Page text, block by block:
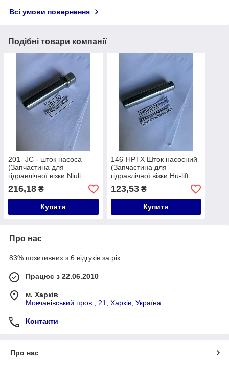
Всі умови повернення
Подібні товари компанії
201- JC - шток насоса
(Запчастина для
гідравлічної візки Niuli
CBY-AC20, CBY-AC25,
CBY-AC30, CBY-FD25,
CBY-JC20)
216,18 ₴
Купити
146-HPTX Шток насосний
(Запчастина для
гідравлічної візки Hu-lift
HP-20, HP-25, HP-30, TX-
20, TX-25, TX-30)
123,53₴
Купити
Про нас
83% позитивних з 6 відгуків за рік
Працює з 22.06.2010
м. Харків
Мовчанівський пров., 21, Харків, Україна
Контакти
Про нас